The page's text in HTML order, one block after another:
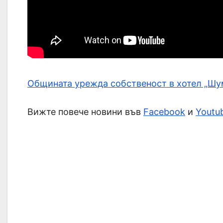
Общината урежда собственост в хотел
Вижте повече новини във Facebook и